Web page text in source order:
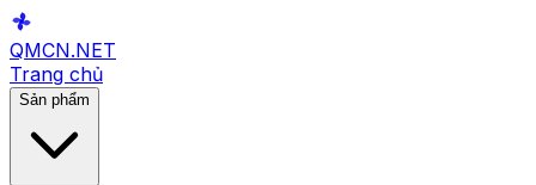
QMCN.NET
Trang chủ
Sản phẩm